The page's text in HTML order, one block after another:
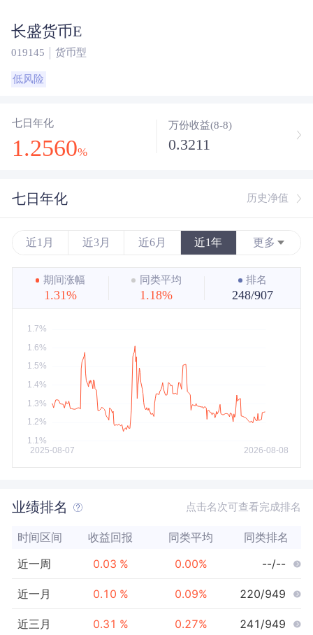
长盛货币E
019145 货币型
低风险
七日年化
1.2560%
万份收益(8-8)
0.3211
七日年化 历史净值
近1月 近3月 近6月 近1年 更多
近3年
近5年
期间涨幅
1.31%
同类平均
1.18%
排名
248/907
业绩排名 点击名次可查看完成排名
时间区间 收益回报 同类平均 同类排名
近一周 0.03 % 0.00% --/--
近一月 0.10 % 0.09% 220/949
近三月 0.31 % 0.27% 241/949